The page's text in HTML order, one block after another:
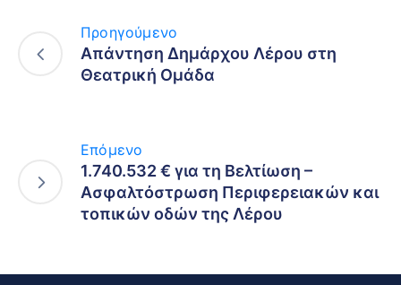
Προηγούμενο
Απάντηση Δημάρχου Λέρου στη
Θεατρική Ομάδα
Επόμενο
1.740.532 € για τη Βελτίωση –
Ασφαλτόστρωση Περιφερειακών και
τοπικών οδών της Λέρου